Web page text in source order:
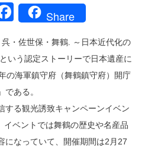
F
c
e
b
o
o
Share
・佐世保・舞鶴. ～日本近代化の
いう認定ストーリーで日本遺産に
の海軍鎮守府（舞鶴鎮守府）開庁
ある。
する観光誘致キャンペーンイベン
イベントでは舞鶴の歴史や名産品
になっていて、開催期間は2月27